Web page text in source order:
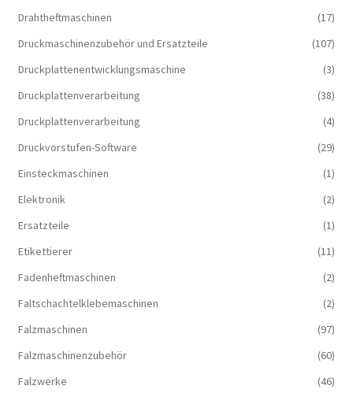
Drahtheftmaschinen
(17)
Druckmaschinenzubehör und Ersatzteile
(107)
Druckplattenentwicklungsmaschine
(3)
Druckplattenverarbeitung
(38)
Druckplattenverarbeitung
(4)
Druckvorstufen-Software
(29)
Einsteckmaschinen
(1)
Elektronik
(2)
Ersatzteile
(1)
Etikettierer
(11)
Fadenheftmaschinen
(2)
Faltschachtelklebemaschinen
(2)
Falzmaschinen
(97)
Falzmaschinenzubehör
(60)
Falzwerke
(46)